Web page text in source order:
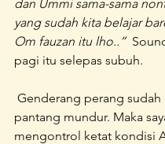
dan Ummi sama-sama
yang sudah kita belajar
Om fauzan itu lho..”
pagi itu selepas subuh.
pantang mundur. Maka
mengontrol ketat kondisi